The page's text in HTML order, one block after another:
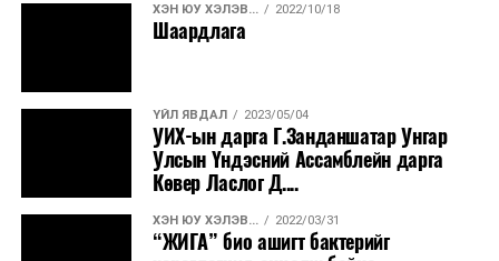
ДЭЛХИЙ НИЙТЭЭР.. 2026/08/06
“Уралдронзавод” компанийн ерөнхий
ҮЙЛ ЯВДАЛ 2026/08/06
Сүхбаатар боомтоор тав хоногт 10 мянга гаруй
тонн АИ-92 автобензин и...
ДЭЛХИЙ НИЙТЭЭР.. 2026/08/06
Вашингтон мужийн ой хээрийн түймрийг
ХЭН ЮУ ХЭЛЭВ... 2022/10/18
Шаардлага
ҮЙЛ ЯВДАЛ 2023/05/04
УИХ-ын дарга Г.Занданшатар Унгар
Улсын Үндэсний Ассамблейн дарга
Көвер Ласлог Д....
ХЭН ЮУ ХЭЛЭВ... 2022/03/31
“ЖИГА” био ашигт бактерийг